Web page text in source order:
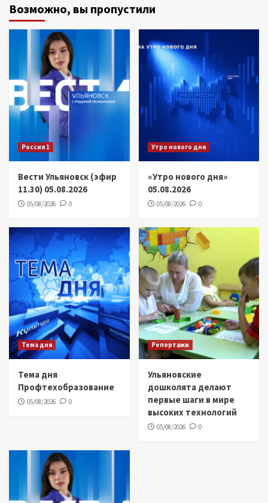
Возможно, вы пропустили
Россия 1
Вести Ульяновск (эфир
11.30) 05.08.2026
05/08/2026 0
Утро нового дня
«Утро нового дня»
05.08.2026
05/08/2026 0
Тема дня
Тема дня
Профтехобразование
05/08/2026 0
Репортажи
Ульяновские
дошколята делают
первые шаги в мире
высоких технологий
05/08/2026 0